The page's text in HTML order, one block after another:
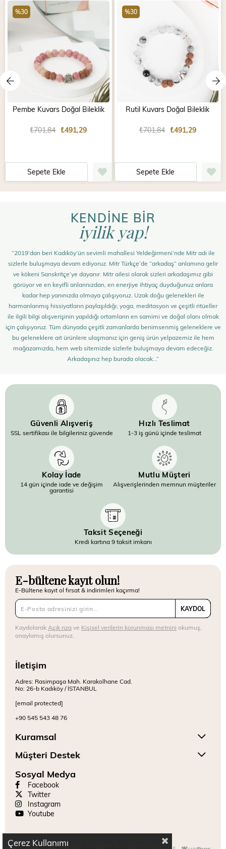
Pembe Kuvars Doğal Bileklik
₺491,29
₺701,84
Sepete Ekle
%30
Rutil Kuvars Doğal Bileklik
₺491,29
₺701,84
Sepete Ekle
%30
KENDİNE BİR
iyilik yap!
“2019’dan beri Kadıköy’ün sevimli mahallesi Yeldeğirmeni’nde Mitr adı ile
sizlerle buluşmaya devam ediyoruz. Mitr Türkçe’de “arkadaş” anlamına gelir
ve kökeni Sanskritçe’ye dayanır. Mitr ailesi olarak sizleri arkadaşımız gibi
görüyor ve en keyifli anlarınızdan, en enerjiye ihtiyaç duyduğunuz anlara
kadar hep yanınızda olmaya çalışıyoruz. Uzak doğu gelenekleri ile
harmanlanmış hissiyatların paylaşıldığı; yoga, meditasyon ve çeşitli ritüeller
ile ilgili bilgi alışverişinin yapıldığı ortamların en samimi ve doğal olanı olmak
için çalışıyoruz. Tüm dünyada çeşitli zamanlarda benimsenmiş geleneklere ve
bu geleneklere ait ürünlere ulaşmanız için geniş ürün yelpazemiz ile hem
mağazamızda, hem web sitemizde sizlerle buluşmaya devam edeceğiz.
Arkadaşınız hep burada olacak…”
Güvenli Alışveriş
SSL sertifikası ile bilgileriniz güvende
Hızlı Teslimat
1-3 iş günü içinde teslimat
Kolay İade
14 gün içinde iade ve değişim
garantisi
Mutlu Müşteri
Alışverişlerinden memnun müşteriler
Taksit Seçeneği
Kredi kartına 9 taksit imkanı
E-bültene kayıt olun!
E-Bültene kayıt ol fırsat & indirimleri kaçırma!
KAYDOL
Kaydolarak Açık rızave Kişisel verilerin korunması metnini okumuş,
onaylamış olursunuz.
İletişim
Adres: Rasimpaşa Mah. Karakolhane Cad.
No: 26-b Kadıköy / İSTANBUL
[email protected]
+90 545 543 48 76
Kuramsal
Müşteri Destek
Sosyal Medya
Facebook
Twitter
Instagram
Youtube
Copyright © 2024 Mitr. Tüm hakları saklıdır.
Çerez Kullanımı